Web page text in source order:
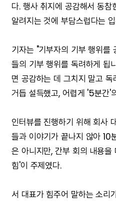
다. 행사 취지에 공감해서 동참
알려지는 것에 부담스럽다는
기자는 "기부자의 기부 행위를
들의 기부 행위를 독려하게 됩
면 공감하는 데 그치지 말고
거듭 설득했고, 어렵게 '5분간'
인터뷰를 진행하기 위해 회사
들과 이야기가 끝나지 않아 10
은 아니지만, 간부 회의 내용
힘'이 주제였다.
서 대표가 힘주어 말하는 소리